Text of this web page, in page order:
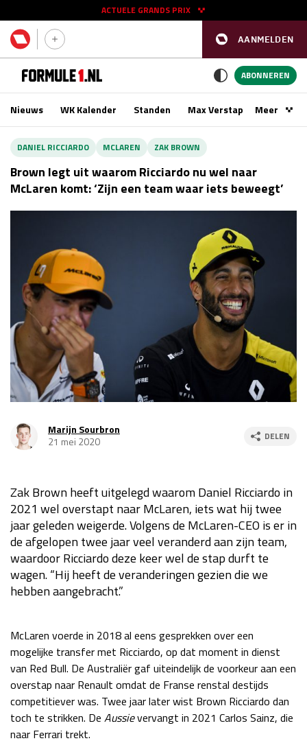
AANMELDEN
ACTUELE GRANDS PRIX
11 - 13 sep
Race
24 - 26 sep
Kwalificatie
vr 14:00 - 15:00
Race
za 13:00 - 15:00
Kwalificatie
za 15:00 - 16:00
Race
zo 14:00 - 16:00
GP VERENIGDE STATEN 2026 23 - 25 okt
Kwalificatie
za 23:00 - 00:00
GP MEXICO 2026 30 okt - 01 nov
Race
zo 21:00 - 23:00
GP SÃO PAULO 2026
Kwalificatie
za 19:00 - 20:00
Race
zo 18:00 - 20:00
LAS VEGAS GRAND PRIX 2026
Kwalificatie
za 05:00 - 06:00
Race
zo 05:00 - 07:00
GP ABU DHABI 2026 04 - 06 dec
Kwalificatie
za 15:00 - 16:00
Race
ABONNEREN
Nieuws WK Kalender Standen Max VerstappenMeer
DANIEL RICCIARDO MCLAREN ZAK BROWN
Brown legt uit waarom Ricciardo nu wel naar
McLaren komt: ‘Zijn een team waar iets beweegt’
Marijn Sourbron
21 mei 2020
DELEN
Zak Brown heeft uitgelegd waarom Daniel Ricciardo in
2021 wel overstapt naar McLaren, iets wat hij twee
jaar geleden weigerde. Volgens de McLaren-CEO is er in
de afgelopen twee jaar veel veranderd aan zijn team,
waardoor Ricciardo deze keer wel de stap durft te
wagen. “Hij heeft de veranderingen gezien die we
hebben aangebracht.”
McLaren voerde in 2018 al eens gesprekken over een
mogelijke transfer met Ricciardo, op dat moment in dienst
van Red Bull. De Australiër gaf uiteindelijk de voorkeur aan een
overstap naar Renault omdat de Franse renstal destijds
competitiever was. Twee jaar later wist Brown Ricciardo dan
toch te strikken. De Aussievervangt in 2021 Carlos Sainz, die
naar Ferrari trekt.